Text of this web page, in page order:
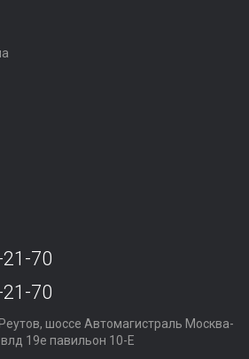
70
70
шоссе Автомагистраль Москва-
19е павильон 10-Е